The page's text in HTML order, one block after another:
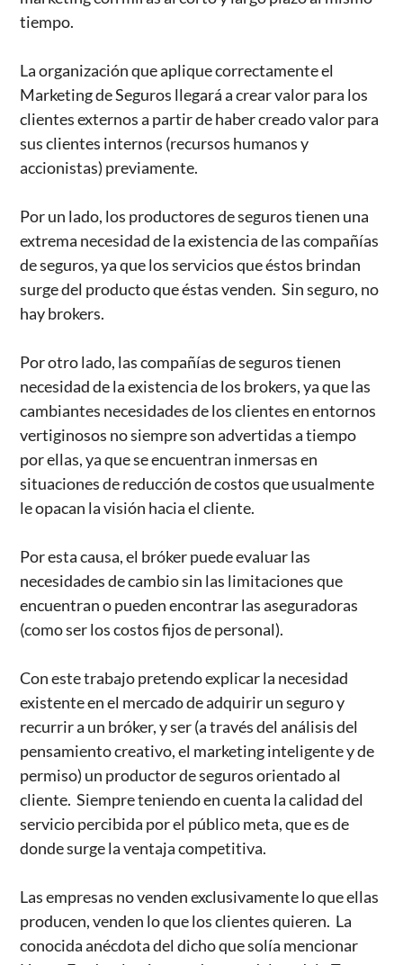
tiempo.
La organización que aplique correctamente el
Marketing de Seguros llegará a crear valor para los
clientes externos a partir de haber creado valor para
sus clientes internos (recursos humanos y
accionistas) previamente.
Por un lado, los productores de seguros tienen una
extrema necesidad de la existencia de las compañías
de seguros, ya que los servicios que éstos brindan
surge del producto que éstas venden. Sin seguro, no
hay brokers.
Por otro lado, las compañías de seguros tienen
necesidad de la existencia de los brokers, ya que las
cambiantes necesidades de los clientes en entornos
vertiginosos no siempre son advertidas a tiempo
por ellas, ya que se encuentran inmersas en
situaciones de reducción de costos que usualmente
le opacan la visión hacia el cliente.
Por esta causa, el bróker puede evaluar las
necesidades de cambio sin las limitaciones que
encuentran o pueden encontrar las aseguradoras
(como ser los costos fijos de personal).
Con este trabajo pretendo explicar la necesidad
existente en el mercado de adquirir un seguro y
recurrir a un bróker, y ser (a través del análisis del
pensamiento creativo, el marketing inteligente y de
permiso) un productor de seguros orientado al
cliente. Siempre teniendo en cuenta la calidad del
servicio percibida por el público meta, que es de
donde surge la ventaja competitiva.
Las empresas no venden exclusivamente lo que ellas
producen, venden lo que los clientes quieren. La
conocida anécdota del dicho que solía mencionar